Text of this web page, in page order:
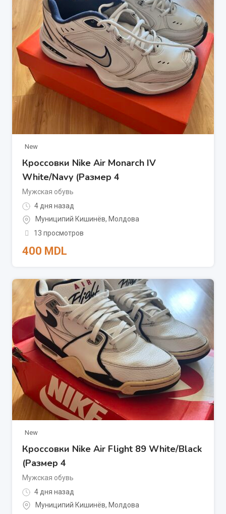
New
Кроссовки Nike Air Monarch IV
White/Navy (Размер 4
Мужская обувь
4 дня назад
Муниципий Кишинёв, Молдова
13 просмотров
400 MDL
New
Кроссовки Nike Air Flight 89 White/Black
(Размер 4
Мужская обувь
4 дня назад
Муниципий Кишинёв, Молдова